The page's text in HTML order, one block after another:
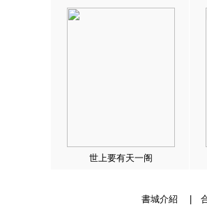
世上要有天一阁
書城介紹